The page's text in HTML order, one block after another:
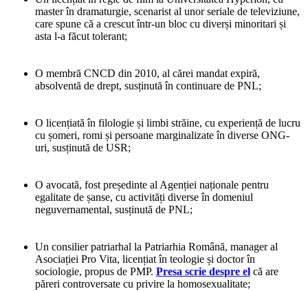
master în dramaturgie, scenarist al unor seriale de televiziune,
care spune că a crescut într-un bloc cu diverși minoritari și
asta l-a făcut tolerant;
O membră CNCD din 2010, al cărei mandat expiră,
absolventă de drept, susținută în continuare de PNL;
O licențiată în filologie și limbi străine, cu experiență de lucru
cu șomeri, romi și persoane marginalizate în diverse ONG-
uri, susținută de USR;
O avocată, fost președinte al Agenției naționale pentru
egalitate de șanse, cu activități diverse în domeniul
neguvernamental, susținută de PNL;
Un consilier patriarhal la Patriarhia Română, manager al
Asociației Pro Vita, licențiat în teologie și doctor în
sociologie, propus de PMP. Presa scrie despre el că are
păreri controversate cu privire la homosexualitate;